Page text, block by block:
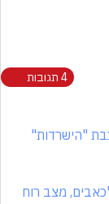
4 תגובות
"הישרדות"
מצב רוח